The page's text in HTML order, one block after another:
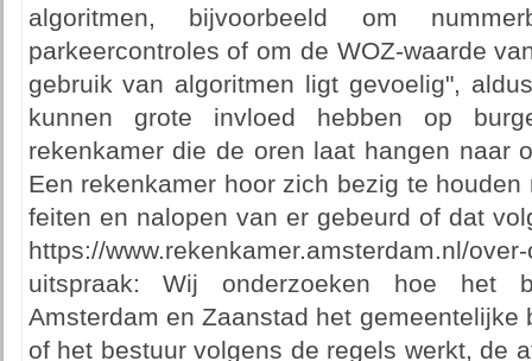
algoritmen, bijvoorbeeld om
parkeercontroles of om de WOZ-waarde
gebruik van algoritmen ligt gevoelig",
kunnen grote invloed hebben op
rekenkamer die de oren laat hangen naar
Een rekenkamer hoor zich bezig te
feiten en nalopen van er gebeurd of dat
https://www.rekenkamer.amsterdam.nl/
uitspraak: Wij onderzoeken hoe het
Amsterdam en Zaanstad het
of het bestuur volgens de regels werkt, de